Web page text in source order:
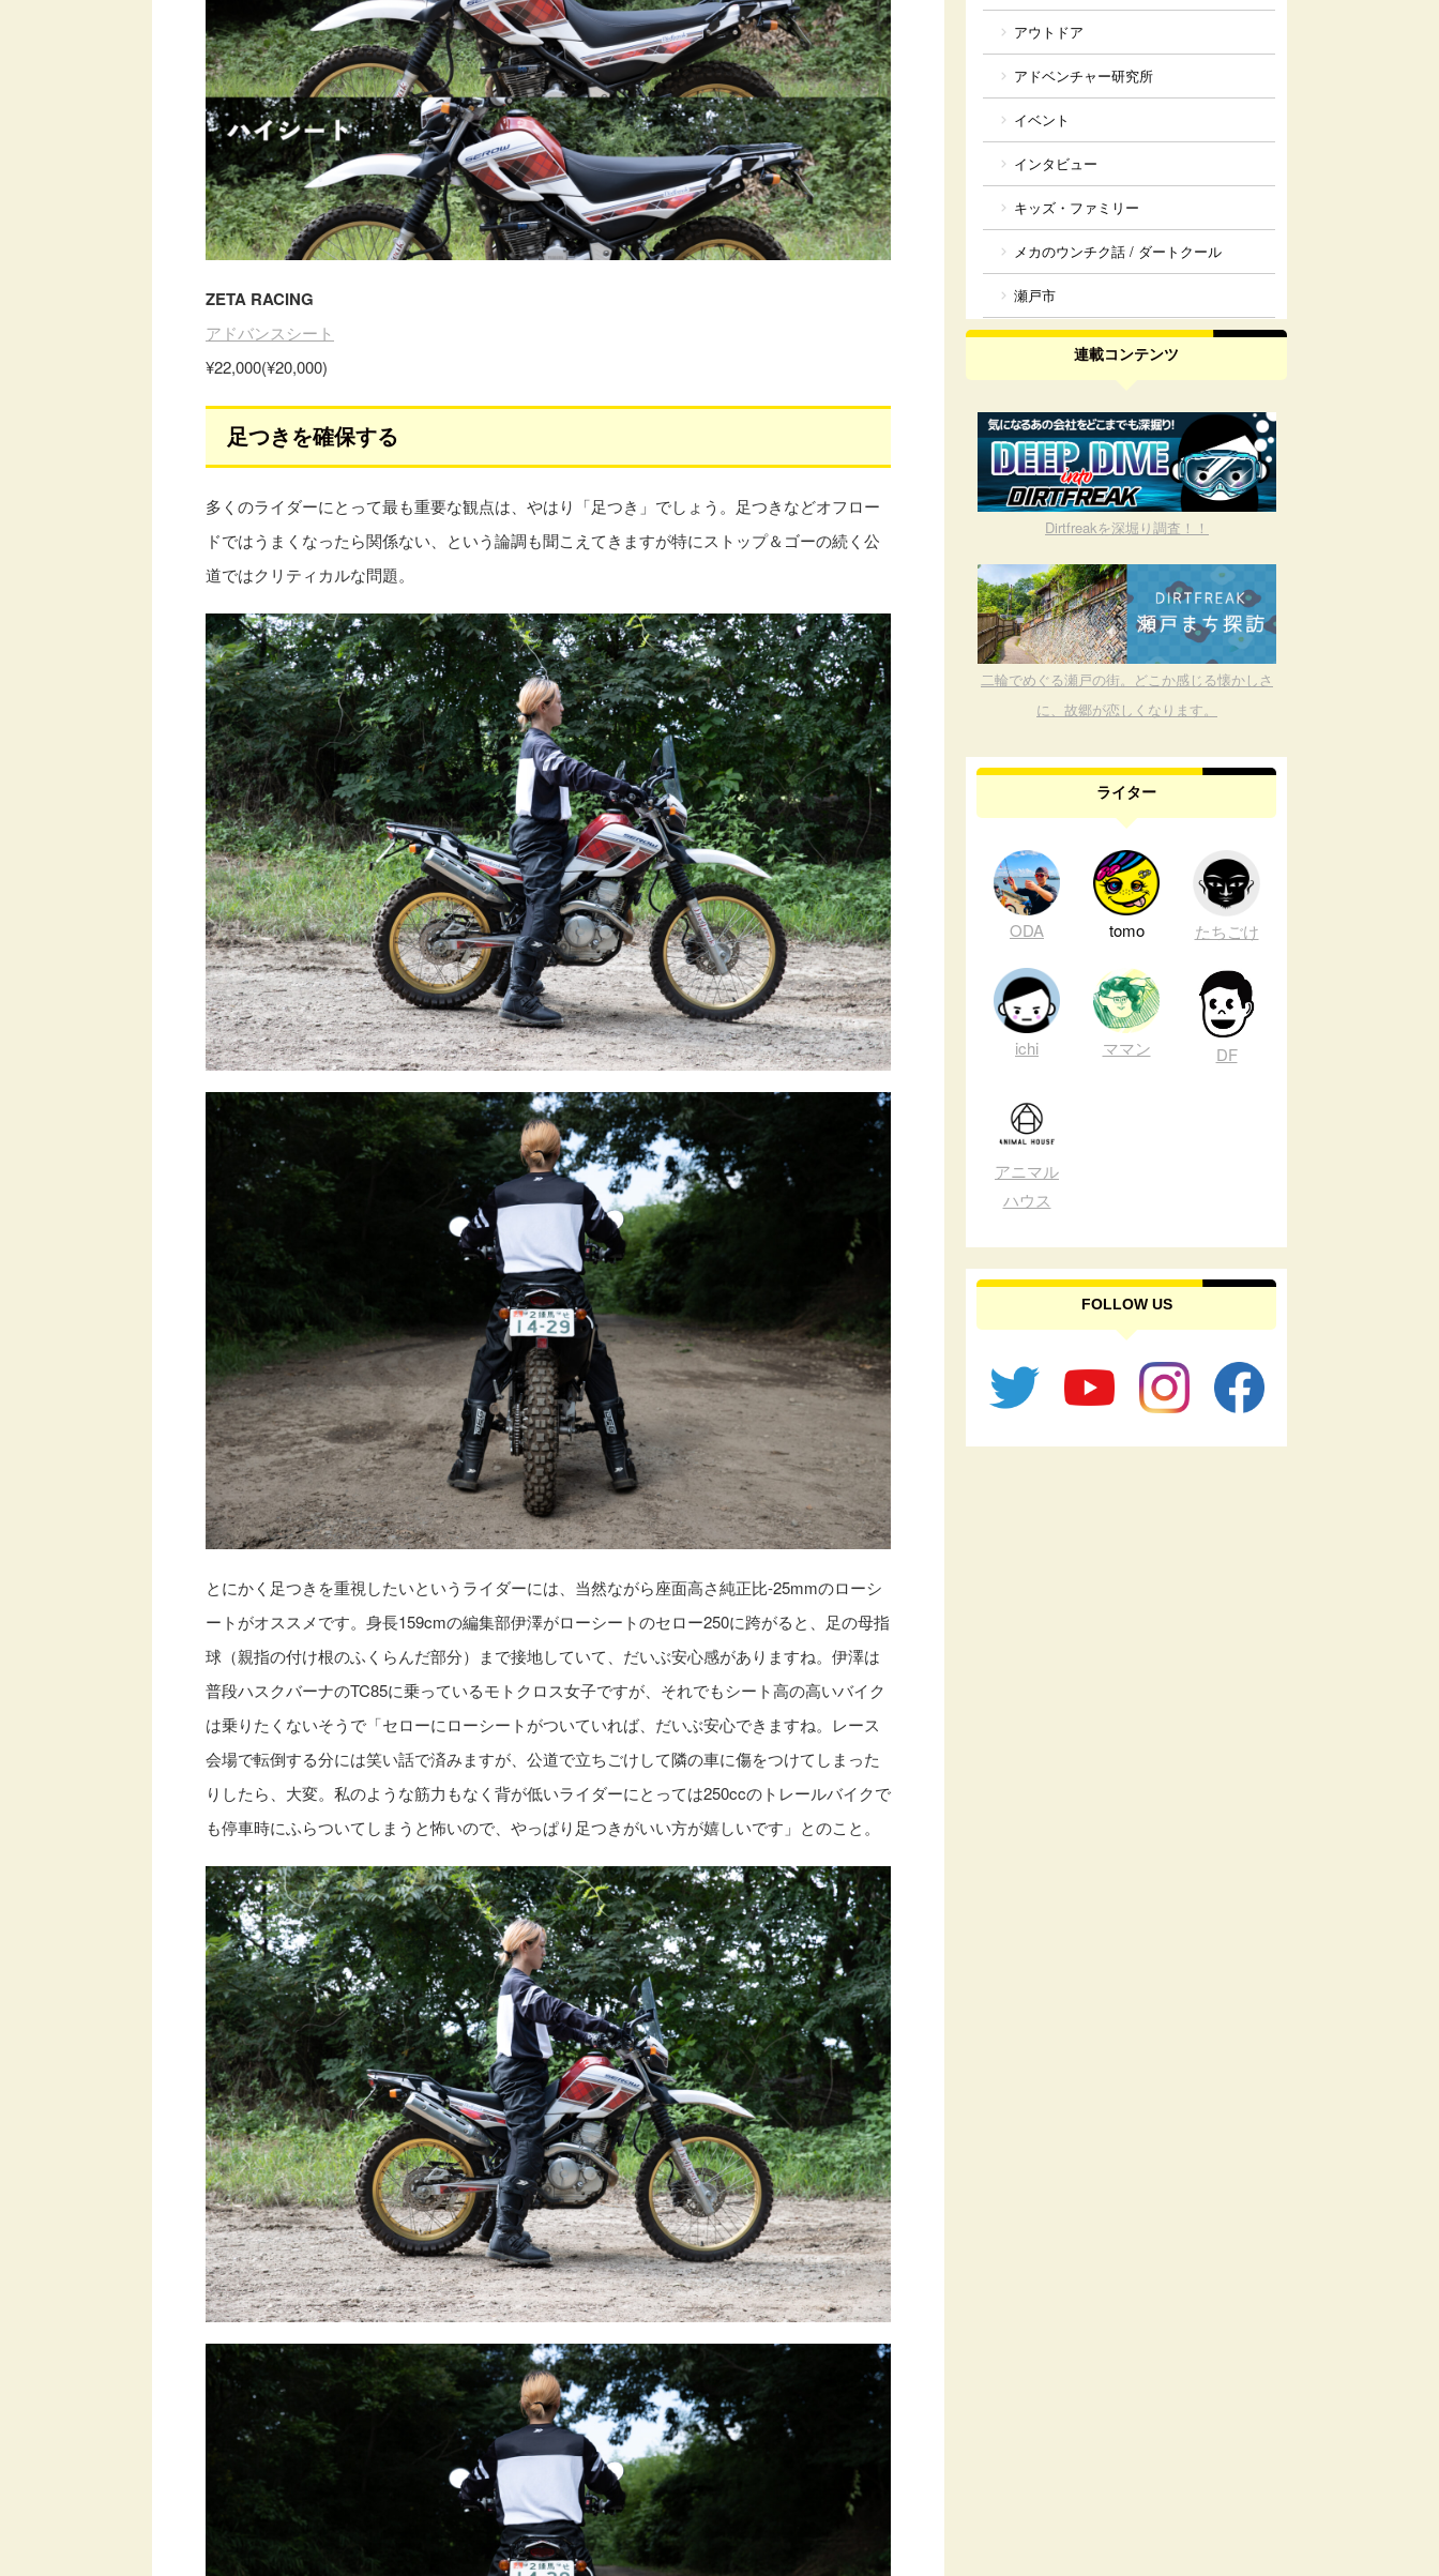
ZETA RACING
アドバンスシート
¥22,000(¥20,000)
足つきを確保する
多くのライダーにとって最も重要な観点は、やはり「足つき」でしょう。足つきなどオフロー
ドではうまくなったら関係ない、という論調も聞こえてきますが特にストップ＆ゴーの続く公
道ではクリティカルな問題。
とにかく足つきを重視したいというライダーには、当然ながら座面高さ純正比-25mmのローシ
ートがオススメです。身長159cmの編集部伊澤がローシートのセロー250に跨がると、足の母指
球（親指の付け根のふくらんだ部分）まで接地していて、だいぶ安心感がありますね。伊澤は
普段ハスクバーナのTC85に乗っているモトクロス女子ですが、それでもシート高の高いバイク
は乗りたくないそうで「セローにローシートがついていれば、だいぶ安心できますね。レース
会場で転倒する分には笑い話で済みますが、公道で立ちごけして隣の車に傷をつけてしまった
りしたら、大変。私のような筋力もなく背が低いライダーにとっては250ccのトレールバイクで
も停車時にふらついてしまうと怖いので、やっぱり足つきがいい方が嬉しいです」とのこと。
アウトドア
アドベンチャー研究所
イベント
インタビュー
キッズ・ファミリー
メカのウンチク話 / ダートクール
瀬戸市
連載コンテンツ
Dirtfreakを深堀り調査！！
二輪でめぐる瀬戸の街。どこか感じる懐かしさ
に、故郷が恋しくなります。
ライター
ODA tomo たちごけ
ichi ママン DF
アニマル
ハウス
FOLLOW US